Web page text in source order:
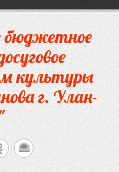
бюджетное
культуры
г. Улан-